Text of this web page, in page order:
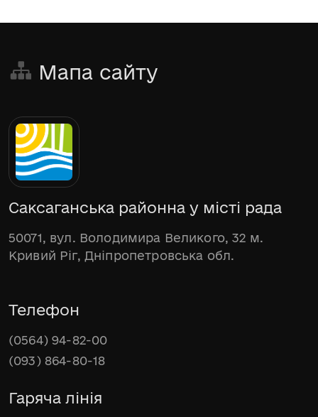
Мапа сайту
Саксаганська районна у місті рада
50071, вул. Володимира Великого, 32 м.
Кривий Ріг, Дніпропетровська обл.
Телефон
(0564) 94-82-00
(093) 864-80-18
Гаряча лінія